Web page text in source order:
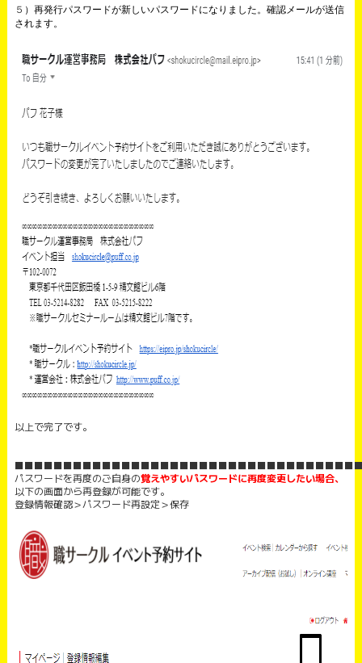
５ ）再発行パスワードが新しいパスワードになりました。確認メールが送信
されます。
以上で完了です。
パスワードを再度のご自身の覚えやすいパスワードに再度変更したい場合、
以下の画面から再登録が可能です。
登録情報確認＞パスワード再設定＞保存